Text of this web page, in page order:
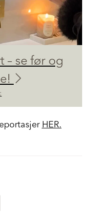
– se før og
HER.